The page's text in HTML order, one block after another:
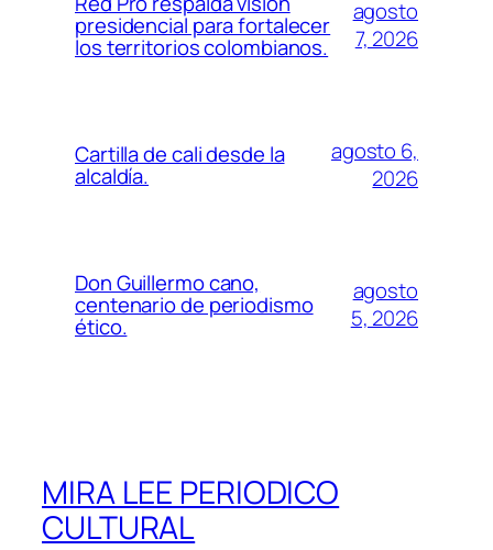
presidencial para fortalecer
los territorios colombianos.
agosto
7, 2026
Cartilla de cali desde la
alcaldía.
agosto 6,
2026
Don Guillermo cano,
centenario de periodismo
ético.
agosto
5, 2026
MIRA LEE PERIODICO
CULTURAL